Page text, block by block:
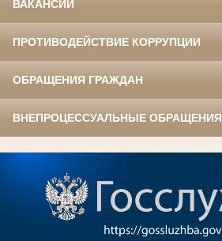
ВАКАНСИИ
ПРОТИВОДЕЙСТВИЕ КОРРУПЦИИ
ОБРАЩЕНИЯ ГРАЖДАН
ВНЕПРОЦЕССУАЛЬНЫЕ ОБРАЩЕНИЯ